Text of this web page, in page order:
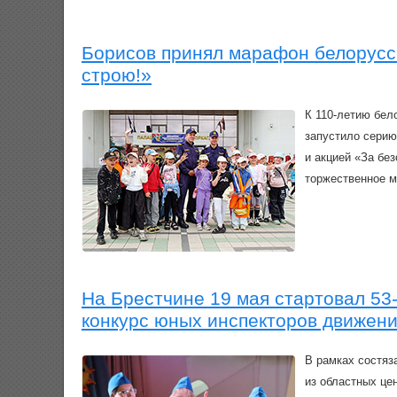
Борисов принял марафон
строю!»
К 110-летию
запустило
и акцией «За
торжественное
На Брестчине 19 мая стартовал
конкурс юных инспекторов
В рамках
из областных